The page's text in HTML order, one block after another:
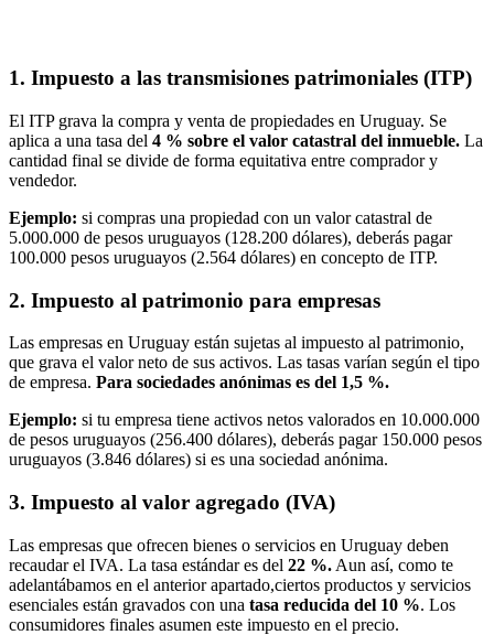
1. Impuesto a las transmisiones patrimoniales (ITP)
El ITP grava la compra y venta de propiedades en Uruguay. Se
aplica a una tasa del 4 % sobre el valor catastral del inmueble. La
cantidad final se divide de forma equitativa entre comprador y
vendedor.
Ejemplo: si compras una propiedad con un valor catastral de
5.000.000 de pesos uruguayos (128.200 dólares), deberás pagar
100.000 pesos uruguayos (2.564 dólares) en concepto de ITP.
2. Impuesto al patrimonio para empresas
Las empresas en Uruguay están sujetas al impuesto al patrimonio,
que grava el valor neto de sus activos. Las tasas varían según el tipo
de empresa. Para sociedades anónimas es del 1,5 %.
Ejemplo: si tu empresa tiene activos netos valorados en 10.000.000
de pesos uruguayos (256.400 dólares), deberás pagar 150.000 pesos
uruguayos (3.846 dólares) si es una sociedad anónima.
3. Impuesto al valor agregado (IVA)
Las empresas que ofrecen bienes o servicios en Uruguay deben
recaudar el IVA. La tasa estándar es del 22 %. Aun así, como te
adelantábamos en el anterior apartado,ciertos productos y servicios
esenciales están gravados con una tasa reducida del 10 %. Los
consumidores finales asumen este impuesto en el precio.